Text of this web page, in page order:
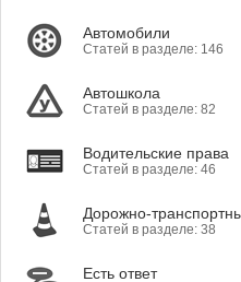
Автомобили
Статей в разделе: 146
Автошкола
Статей в разделе: 82
Водительские права
Статей в разделе: 46
Дорожно-
Статей в разделе: 38
Есть ответ